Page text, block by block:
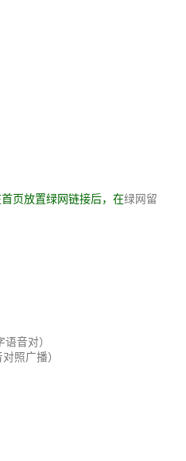
页放置绿网链接后，在绿网留
音对）
照广播）